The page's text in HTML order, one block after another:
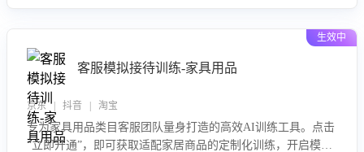
生效中
客服模拟接待训练-家具用品
京东 | 抖音 | 淘宝
专为家具用品类目客服团队量身打造的高效AI训练工具。点击
“立即开通”，即可获取适配家居商品的定制化训练，开启模拟